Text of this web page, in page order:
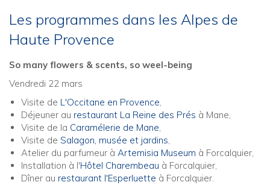
Les programmes dans les Alpes de
Haute Provence
So many flowers & scents, so weel-being
Vendredi 22 mars
Visite de L'Occitane en Provence,
Déjeuner au restaurant La Reine des Prés à Mane,
Visite de la Caramélerie de Mane,
Visite de Salagon, musée et jardins,
Atelier du parfumeur à Artemisia Museum à Forcalquier,
Installation à l'Hôtel Charembeau à Forcalquier,
Dîner au restaurant l'Esperluette à Forcalquier.